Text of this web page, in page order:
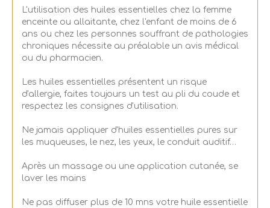
L'utilisation des huiles essentielles chez la femme
enceinte ou allaitante, chez l'enfant de moins de 6
ans ou chez les personnes souffrant de pathologies
chroniques nécessite au préalable un avis médical
ou du pharmacien.
Les huiles essentielles présentent un risque
d'allergie, faites toujours un test au pli du coude et
respectez les consignes d'utilisation.
Ne jamais appliquer d'huiles essentielles pures sur
les muqueuses, le nez, les yeux, le conduit auditif…
Après un massage ou une application cutanée, se
laver les mains
Ne pas diffuser plus de 10 mns votre huile essentielle